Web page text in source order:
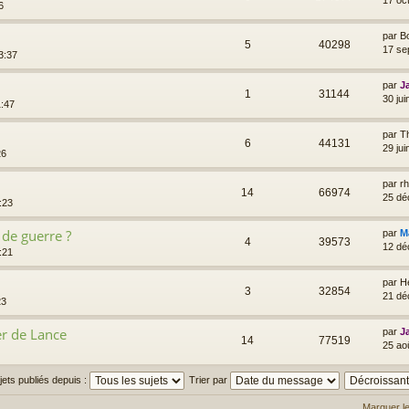
5 40298
par
17
1 31144
par
30
6 44131
par
29
14 66974
par
25
guerre ? 4 39573
par
12
3 32854
par
21
de Lance 14 77519
par
25
publiés depuis : Trier par